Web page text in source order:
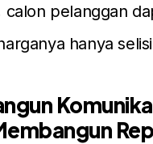
calon pelanggan
hanya